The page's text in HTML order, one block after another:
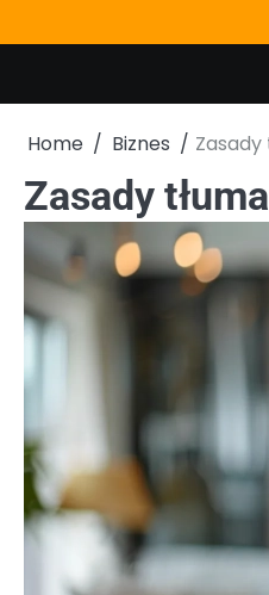
to
Home Biznes Zasady
Zasady